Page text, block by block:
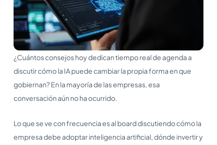
¿Cuántos consejos hoy dedican tiempo real de agenda a
discutir cómo la IA puede cambiar la propia forma en que
gobiernan? En la mayoría de las empresas, esa
conversación aún no ha ocurrido.
Lo que se ve con frecuencia es al board discutiendo cómo la
empresa debe adoptar inteligencia artificial, dónde invertir y